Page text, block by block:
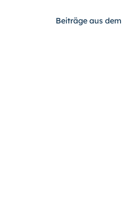
Beiträge aus